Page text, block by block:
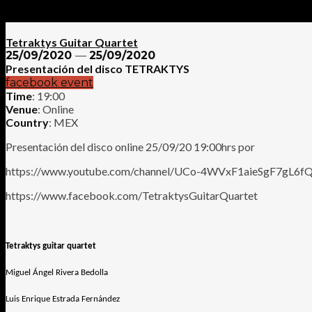
Tetraktys Guitar Quartet
25/09/2020 — 25/09/2020
Presentación del disco TETRAKTYS
facebook event
Time: 19:00
Venue: Online
Country: MEX
Presentación del disco online 25/09/20 19:00hrs por
https://www.youtube.com/channel/UCo-
https://www.facebook.com/TetraktysGuitarQuartet
Tetraktys guitar quartet
Miguel Ángel Rivera Bedolla
Luis Enrique Estrada Fernández